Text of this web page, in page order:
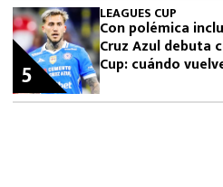
LEAGUES CUP
Con polémica
Cruz Azul debuta
Cup: cuándo
5